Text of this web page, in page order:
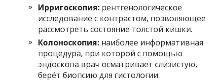
Ирригоскопия: рентгенологическое
исследование с контрастом, позволяющее
рассмотреть состояние толстой кишки.
Колоноскопия: наиболее информативная
процедура, при которой с помощью
эндоскопа врач осматривает слизистую,
берёт биопсию для гистологии.